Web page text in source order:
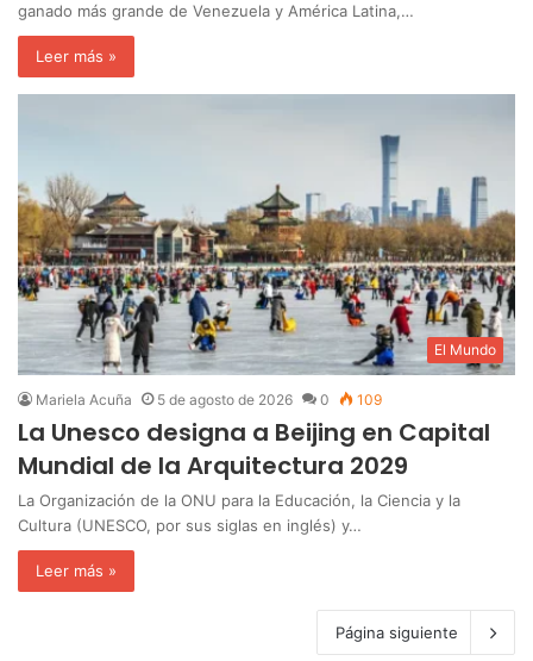
ganado más grande de Venezuela y América Latina,…
Leer más »
El Mundo
Mariela Acuña 5 de agosto de 2026 0 109
La Unesco designa a Beijing en Capital
Mundial de la Arquitectura 2029
La Organización de la ONU para la Educación, la Ciencia y la
Cultura (UNESCO, por sus siglas en inglés) y…
Leer más »
Página siguiente